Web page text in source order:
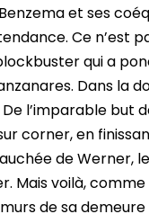
et ses
Ce n’est
qui a
Dans la
l’imparable but
corner, en
de Werner,
Mais voilà,
de sa